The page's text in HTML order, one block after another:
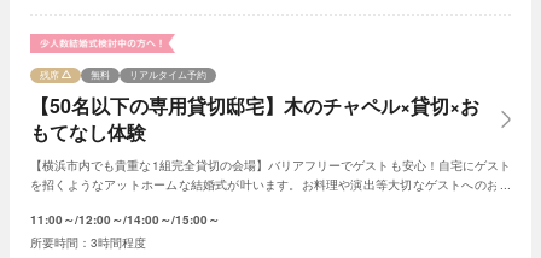
【50名以下の専用貸切邸宅】木のチャペル×貸切×お
もてなし体験
残席 無料 リアルタイム予約
【横浜市内でも貴重な1組完全貸切の会場】バリアフリーでゲストも安心！自宅にゲスト
を招くようなアットホームな結婚式が叶います。お料理や演出等大切なゲストへのおも
11:00～ 12:00～ 14:00～ 15:00～
3時間程度